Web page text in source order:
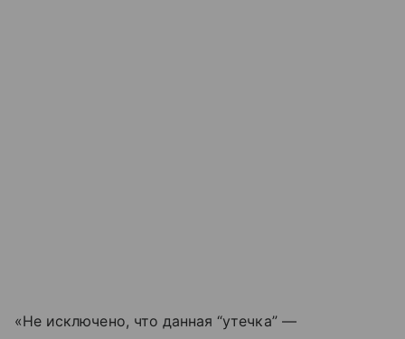
«Не исключено, что данная “утечка” —